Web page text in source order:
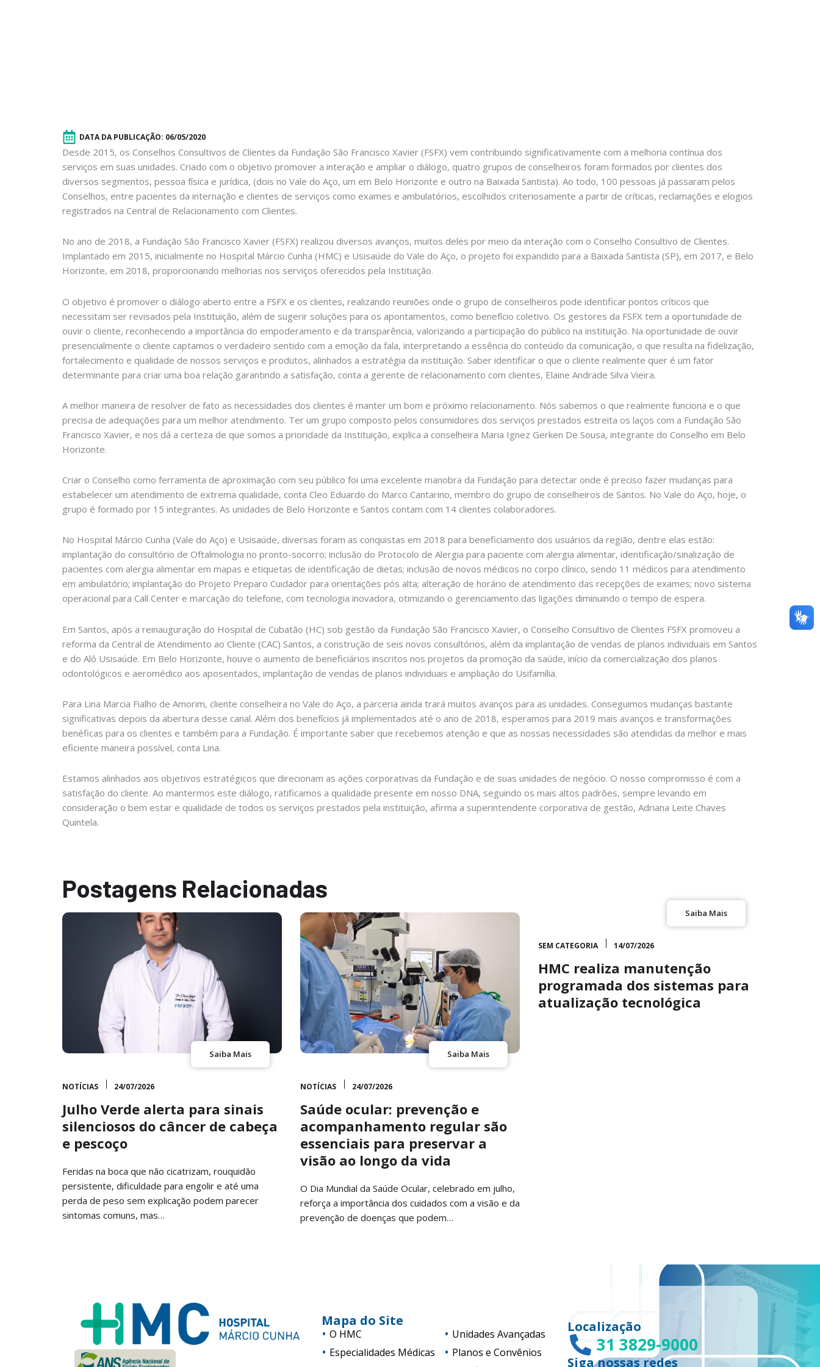
DATA DA PUBLICAÇÃO: 06/05/2020
Desde 2015, os Conselhos Consultivos de Clientes da Fundação São Francisco Xavier (FSFX) vem contribuindo significativamente com a melhoria contínua dos
serviços em suas unidades. Criado com o objetivo promover a interação e ampliar o diálogo, quatro grupos de conselheiros foram formados por clientes dos
diversos segmentos, pessoa física e jurídica, (dois no Vale do Aço, um em Belo Horizonte e outro na Baixada Santista). Ao todo, 100 pessoas já passaram pelos
Conselhos, entre pacientes da internação e clientes de serviços como exames e ambulatórios, escolhidos criteriosamente a partir de críticas, reclamações e elogios
registrados na Central de Relacionamento com Clientes.
No ano de 2018, a Fundação São Francisco Xavier (FSFX) realizou diversos avanços, muitos deles por meio da interação com o Conselho Consultivo de Clientes.
Implantado em 2015, inicialmente no Hospital Márcio Cunha (HMC) e Usisaúde do Vale do Aço, o projeto foi expandido para a Baixada Santista (SP), em 2017, e Belo
Horizonte, em 2018, proporcionando melhorias nos serviços oferecidos pela Instituição.
O objetivo é promover o diálogo aberto entre a FSFX e os clientes, realizando reuniões onde o grupo de conselheiros pode identificar pontos críticos que
necessitam ser revisados pela Instituição, além de sugerir soluções para os apontamentos, como benefício coletivo. Os gestores da FSFX tem a oportunidade de
ouvir o cliente, reconhecendo a importância do empoderamento e da transparência, valorizando a participação do público na instituição. Na oportunidade de ouvir
presencialmente o cliente captamos o verdadeiro sentido com a emoção da fala, interpretando a essência do conteúdo da comunicação, o que resulta na fidelização,
fortalecimento e qualidade de nossos serviços e produtos, alinhados a estratégia da instituição. Saber identificar o que o cliente realmente quer é um fator
determinante para criar uma boa relação garantindo a satisfação, conta a gerente de relacionamento com clientes, Elaine Andrade Silva Vieira.
A melhor maneira de resolver de fato as necessidades dos clientes é manter um bom e próximo relacionamento. Nós sabemos o que realmente funciona e o que
precisa de adequações para um melhor atendimento. Ter um grupo composto pelos consumidores dos serviços prestados estreita os laços com a Fundação São
Francisco Xavier, e nos dá a certeza de que somos a prioridade da Instituição, explica a conselheira Maria Ignez Gerken De Sousa, integrante do Conselho em Belo
Horizonte.
Criar o Conselho como ferramenta de aproximação com seu público foi uma excelente manobra da Fundação para detectar onde é preciso fazer mudanças para
estabelecer um atendimento de extrema qualidade, conta Cleo Eduardo do Marco Cantarino, membro do grupo de conselheiros de Santos. No Vale do Aço, hoje, o
grupo é formado por 15 integrantes. As unidades de Belo Horizonte e Santos contam com 14 clientes colaboradores.
No Hospital Márcio Cunha (Vale do Aço) e Usisaúde, diversas foram as conquistas em 2018 para beneficiamento dos usuários da região, dentre elas estão:
implantação do consultório de Oftalmologia no pronto-socorro; inclusão do Protocolo de Alergia para paciente com alergia alimentar, identificação/sinalização de
pacientes com alergia alimentar em mapas e etiquetas de identificação de dietas; inclusão de novos médicos no corpo clínico, sendo 11 médicos para atendimento
em ambulatório; implantação do Projeto Preparo Cuidador para orientações pós alta; alteração de horário de atendimento das recepções de exames; novo sistema
operacional para Call Center e marcação do telefone, com tecnologia inovadora, otimizando o gerenciamento das ligações diminuindo o tempo de espera.
Em Santos, após a reinauguração do Hospital de Cubatão (HC) sob gestão da Fundação São Francisco Xavier, o Conselho Consultivo de Clientes FSFX promoveu a
reforma da Central de Atendimento ao Cliente (CAC) Santos, a construção de seis novos consultórios, além da implantação de vendas de planos individuais em Santos
e do Alô Usisaúde. Em Belo Horizonte, houve o aumento de beneficiários inscritos nos projetos da promoção da saúde, início da comercialização dos planos
odontológicos e aeromédico aos aposentados, implantação de vendas de planos individuais e ampliação do Usifamília.
Para Lina Marcia Fialho de Amorim, cliente conselheira no Vale do Aço, a parceria ainda trará muitos avanços para as unidades. Conseguimos mudanças bastante
significativas depois da abertura desse canal. Além dos benefícios já implementados até o ano de 2018, esperamos para 2019 mais avanços e transformações
benéficas para os clientes e também para a Fundação. É importante saber que recebemos atenção e que as nossas necessidades são atendidas da melhor e mais
eficiente maneira possível, conta Lina.
Estamos alinhados aos objetivos estratégicos que direcionam as ações corporativas da Fundação e de suas unidades de negócio. O nosso compromisso é com a
satisfação do cliente. Ao mantermos este diálogo, ratificamos a qualidade presente em nosso DNA, seguindo os mais altos padrões, sempre levando em
consideração o bem estar e qualidade de todos os serviços prestados pela instituição, afirma a superintendente corporativa de gestão, Adriana Leite Chaves
Quintela.
Postagens Relacionadas
Saiba Mais
NOTÍCIAS 24/07/2026
Julho Verde alerta para sinais
silenciosos do câncer de cabeça
e pescoço
Feridas na boca que não cicatrizam, rouquidão
persistente, dificuldade para engolir e até uma
perda de peso sem explicação podem parecer
sintomas comuns, mas…
Saiba Mais
NOTÍCIAS 24/07/2026
Saúde ocular: prevenção e
acompanhamento regular são
essenciais para preservar a
visão ao longo da vida
O Dia Mundial da Saúde Ocular, celebrado em julho,
reforça a importância dos cuidados com a visão e da
prevenção de doenças que podem…
Saiba Mais
SEM CATEGORIA 14/07/2026
HMC realiza manutenção
programada dos sistemas para
atualização tecnológica
Mapa do Site
O HMC
Unidades Avançadas
Especialidades Médicas
Planos e Convênios
Localização
31 3829-9000
Siga nossas redes